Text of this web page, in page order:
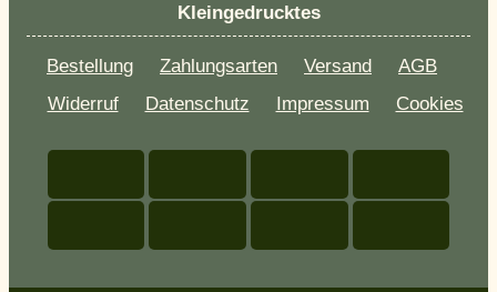
Kleingedrucktes
Bestellung Zahlungsarten Versand
AGB
Widerruf
Datenschutz Impressum Cookies